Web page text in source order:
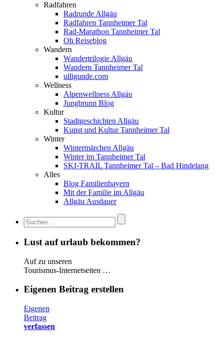
Radfahren
Radrunde Allgäu
Radfahren Tannheimer Tal
Rad-Marathon Tannheimer Tal
Oh Reiseblog
Wandern
Wandertrilogie Allgäu
Wandern Tannheimer Tal
ulligunde.com
Wellness
Alpenwellness Allgäu
Jungbrunn Blog
Kultur
Stadtgeschichten Allgäu
Kunst und Kultur Tannheimer Tal
Winter
Wintermärchen Allgäu
Winter im Tannheimer Tal
SKI-TRAIL Tannheimer Tal – Bad Hindelang
Alles
Blog Familienbayern
Mit der Familie im Allgäu
Allgäu Ausdauer
Lust auf urlaub bekommen?
Auf zu unseren
Tourismus-Internetseiten …
Eigenen Beitrag erstellen
Eigenen
Beitrag
verfassen